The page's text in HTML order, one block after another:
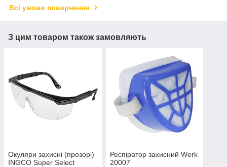
Всі умови повернення
З цим товаром також замовляють
Окуляри захисні (прозорі)
INGCO Super Select
Респіратор захисний Werk
20007